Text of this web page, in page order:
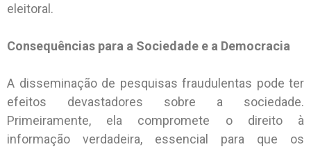
eleitoral.
Consequências para a Sociedade e a Democracia
A disseminação de pesquisas fraudulentas pode ter
efeitos devastadores sobre a sociedade.
Primeiramente, ela compromete o direito à
informação verdadeira, essencial para que os